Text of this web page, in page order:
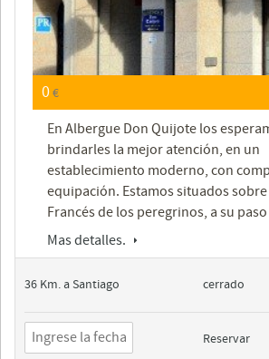
0€
En Albergue Don Quijote los
brindarles la mejor atención, en un
establecimiento moderno, con
equipación. Estamos situados
Francés de los peregrinos, a su
Mas detalles.
36 Km. a Santiago cerrado
Reservar